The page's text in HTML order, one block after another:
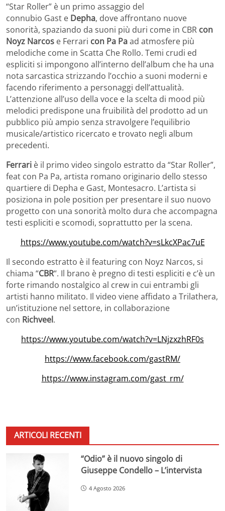
“Star Roller” è un primo assaggio del
connubio Gast e Depha, dove affrontano nuove
sonorità, spaziando da suoni più duri come in CBR con
Noyz Narcos e Ferrari con Pa Paad atmosfere più
melodiche come in Scatta Che Rollo. Temi crudi ed
espliciti si impongono all’interno dell’album che ha una
nota sarcastica strizzando l’occhio a suoni moderni e
facendo riferimento a personaggi dell’attualità.
L’attenzione all’uso della voce e la scelta di mood più
melodici predispone una fruibilità del prodotto ad un
pubblico più ampio senza stravolgere l’equilibrio
musicale/artistico ricercato e trovato negli album
precedenti.
Ferrari è il primo video singolo estratto da “Star Roller”,
feat con Pa Pa, artista romano originario dello stesso
quartiere di Depha e Gast, Montesacro. L’artista si
posiziona in pole position per presentare il suo nuovo
progetto con una sonorità molto dura che accompagna
testi espliciti e scomodi, soprattutto per la scena.
https://www.youtube.com/watch?v=sLkcXPac7uE
Il secondo estratto è il featuring con Noyz Narcos, si
chiama “CBR“. Il brano è pregno di testi espliciti e c’è un
forte rimando nostalgico al crew in cui entrambi gli
artisti hanno militato. Il video viene affidato a Trilathera,
un’istituzione nel settore, in collaborazione
con Richveel.
https://www.youtube.com/watch?v=LNjzxzhRF0s
https://www.facebook.com/gastRM/
https://www.instagram.com/gast_rm/
ARTICOLI RECENTI
“Odio” è il nuovo singolo di
Giuseppe Condello – L’intervista
4 Agosto 2026